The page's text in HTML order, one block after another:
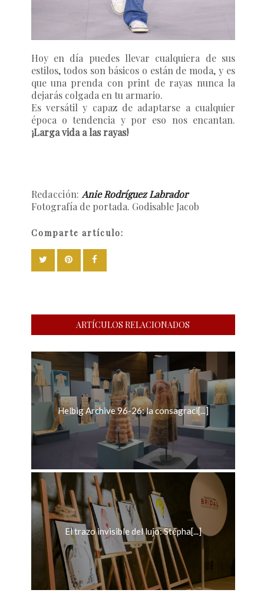
Hoy en día puedes llevar cualquiera de sus
estilos, todos son básicos o están de moda, y es
que una prenda con print de rayas nunca la
dejarás colgada en tu armario.
Es versátil y capaz de adaptarse a cualquier
época o tendencia y por eso nos encantan.
¡Larga vida a las rayas!
Redacción: Anie Rodríguez Labrador
Fotografía de portada. Godisable Jacob
Comparte artículo:
ARTÍCULOS RELACIONADOS
Helbig Archive 96-26: la consagraci[...]
El trazo invisible del lujo: Stépha[...]